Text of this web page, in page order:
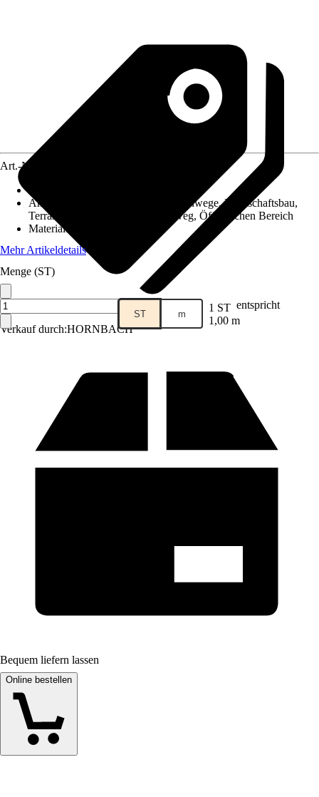
Verkauf durch:HORNBACH
Art.-Nr.
Anwendungsbereich
Garten, Gartenwege, Landschaftsbau,
Terrasse, Zugangsweg/Eingangsweg, Öffentlichen Bereich
Material:
Mehr Artikeldetails
Menge (ST)
ST m 1 ST entspricht
1,00 m
Bequem liefern lassen
Online bestellen